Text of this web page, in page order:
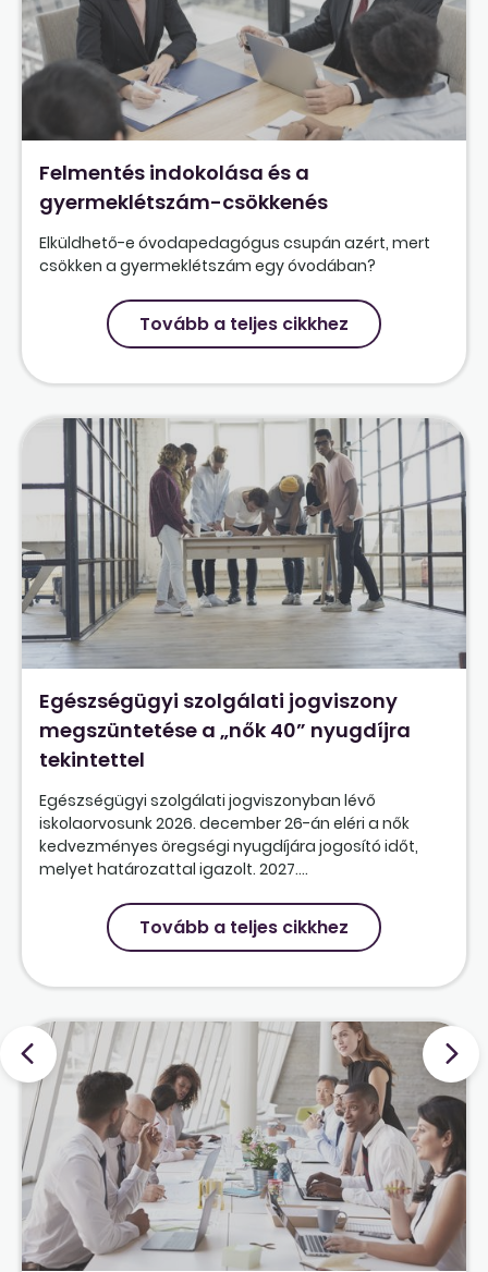
Felmentés indokolása és a
gyermeklétszám-csökkenés
Elküldhető-e óvodapedagógus csupán azért, mert
csökken a gyermeklétszám egy óvodában?
Tovább a teljes cikkhez
Egészségügyi szolgálati jogviszony
megszüntetése a „nők 40” nyugdíjra
tekintettel
Egészségügyi szolgálati jogviszonyban lévő
iskolaorvosunk 2026. december 26-án eléri a nők
kedvezményes öregségi nyugdíjára jogosító időt,
melyet határozattal igazolt. 2027....
Tovább a teljes cikkhez